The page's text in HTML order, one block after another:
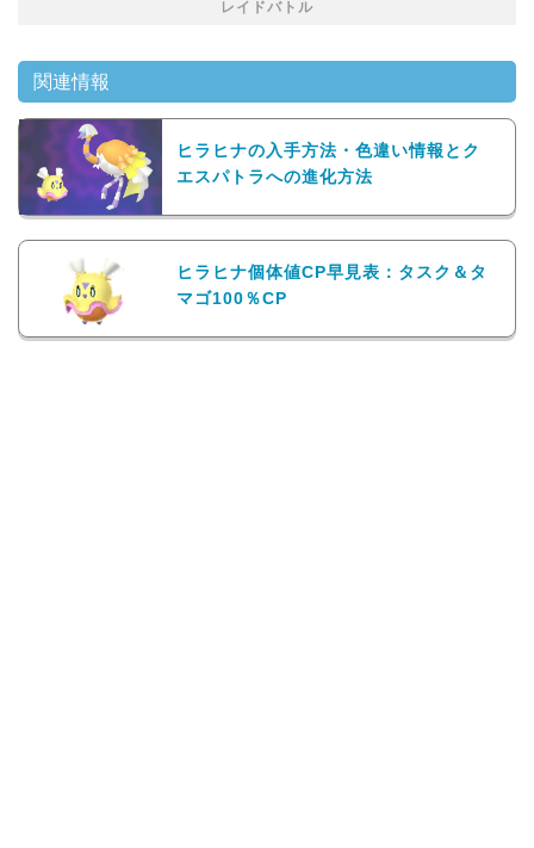
レイドバトル
関連情報
ヒラヒナの入手方法・色違い情報とク
エスパトラへの進化方法
ヒラヒナ個体値CP早見表：タスク＆タ
マゴ100％CP